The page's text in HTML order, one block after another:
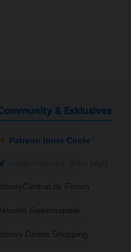
& Exklusives
Patreon Inner Circle
Forum
Gewinnspiele
Online Shopping